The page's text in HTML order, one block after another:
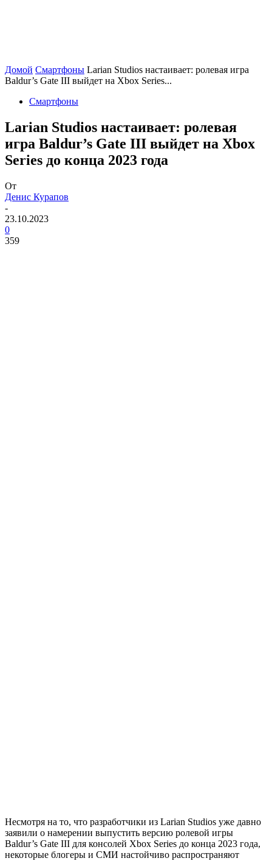
Домой Смартфоны Larian Studios настаивает: ролевая игра
Baldur’s Gate III выйдет на Xbox Series...
Смартфоны
Larian Studios настаивает: ролевая
игра Baldur’s Gate III выйдет на Xbox
Series до конца 2023 года
От
Денис Курапов
-
23.10.2023
0
359
Несмотря на то, что разработчики из Larian Studios уже давно
заявили о намерении выпустить версию ролевой игры
Baldur’s Gate III для консолей Xbox Series до конца 2023 года,
некоторые блогеры и СМИ настойчиво распространяют